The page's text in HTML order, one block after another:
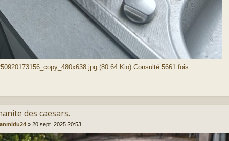
(80.64 Kio) Consulté 5661 fois
des caesars.
» 20 sept. 2025 20:53